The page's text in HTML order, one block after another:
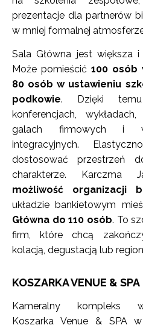
prezentacje dla partnerów
w mniej formalnej
Sala Główna jest większa
Może pomieścić 100 osób
80 osób w ustawieniu
podkowie. Dzięki
konferencjach,
galach firmowych i
integracyjnych.
dostosować przestrzeń
charakterze. Karczma
możliwość organizacji
układzie bankietowym
Główna do 110 osób. To
firm, które chcą
kolacją, degustacją lub
KOSZARKA VENUE & SPA
Kameralny kompleks
Koszarka Venue & SPA